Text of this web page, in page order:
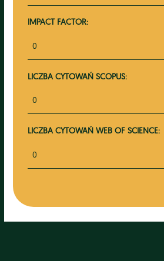
IMPACT FACTOR:
0
LICZBA CYTOWAŃ SCOPUS:
0
LICZBA CYTOWAŃ WEB OF SCIENCE:
0